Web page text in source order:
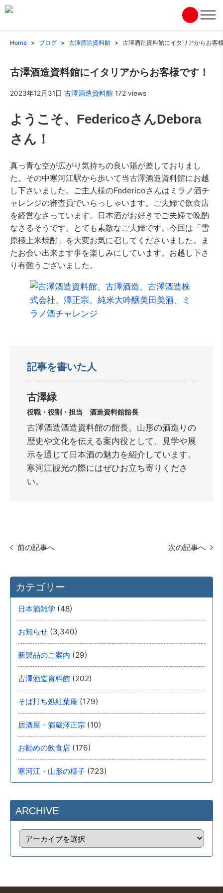
Home ブログ 古澤酒造資料館 古澤酒造資料館にイタリアからお客
古澤酒造資料館にイタリアからお客様です！
2023年12月31日 古澤酒造資料館 172 views
ようこそ、FedericoさんDebora
さん！
真っ青な空が広がり気持ちの良い陽が差しておりまし
た。その中寒河江駅から歩いて当古澤酒造資料館にお越
し下さいました。ご主人様のFedericoさんはミラノ酒チ
ャレンジの審査員でいらっしゃいます。ご夫婦で飲食店
を経営なさっています。日本酒がお好きでご夫婦で晩酌
なさるそうです。とても素敵なご夫婦です。今回は「雪
原極上米焼酎」を大変お気に召してくださいました。ま
たお会い出来ます事を楽しみにしています。お越し下さ
り有難うございました。
記事を書いた人
古澤緑
役職・役割・担当 酒造資料館館長
古澤酒造酒造資料館の館長。山形の酒造りの
歴史や文化を伝える案内役として、見学や展
示を通じて日本酒の魅力を紹介しています。
寒河江観光の際にはぜひお立ち寄りくださ
い。
前の記事へ 次の記事へ
カテゴリー
日本酒雑学 (48)
お知らせ (3,340)
新製品のご案内 (29)
古澤酒造資料館 (202)
そば打ち処紅葉庵 (179)
居酒屋・酒蔵澤正宗 (10)
お勧めの飲食店 (176)
寒河江・山形の様子 (723)
ARCHIVE